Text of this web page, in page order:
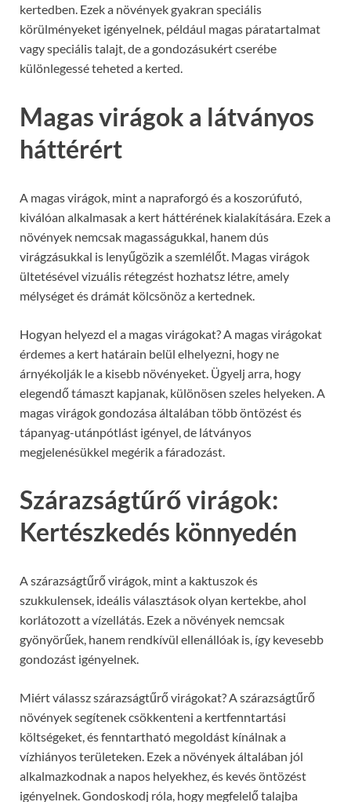
kertedben. Ezek a növények gyakran speciális
körülményeket igényelnek, például magas páratartalmat
vagy speciális talajt, de a gondozásukért cserébe
különlegessé teheted a kerted.
Magas virágok a látványos
háttérért
A magas virágok, mint a napraforgó és a koszorúfutó,
kiválóan alkalmasak a kert háttérének kialakítására. Ezek a
növények nemcsak magasságukkal, hanem dús
virágzásukkal is lenyűgözik a szemlélőt. Magas virágok
ültetésével vizuális rétegzést hozhatsz létre, amely
mélységet és drámát kölcsönöz a kertednek.
Hogyan helyezd el a magas virágokat? A magas virágokat
érdemes a kert határain belül elhelyezni, hogy ne
árnyékolják le a kisebb növényeket. Ügyelj arra, hogy
elegendő támaszt kapjanak, különösen szeles helyeken. A
magas virágok gondozása általában több öntözést és
tápanyag-utánpótlást igényel, de látványos
megjelenésükkel megérik a fáradozást.
Szárazságtűrő virágok:
Kertészkedés könnyedén
A szárazságtűrő virágok, mint a kaktuszok és
szukkulensek, ideális választások olyan kertekbe, ahol
korlátozott a vízellátás. Ezek a növények nemcsak
gyönyörűek, hanem rendkívül ellenállóak is, így kevesebb
gondozást igényelnek.
Miért válassz szárazságtűrő virágokat? A szárazságtűrő
növények segítenek csökkenteni a kertfenntartási
költségeket, és fenntartható megoldást kínálnak a
vízhiányos területeken. Ezek a növények általában jól
alkalmazkodnak a napos helyekhez, és kevés öntözést
igényelnek. Gondoskodj róla, hogy megfelelő talajba